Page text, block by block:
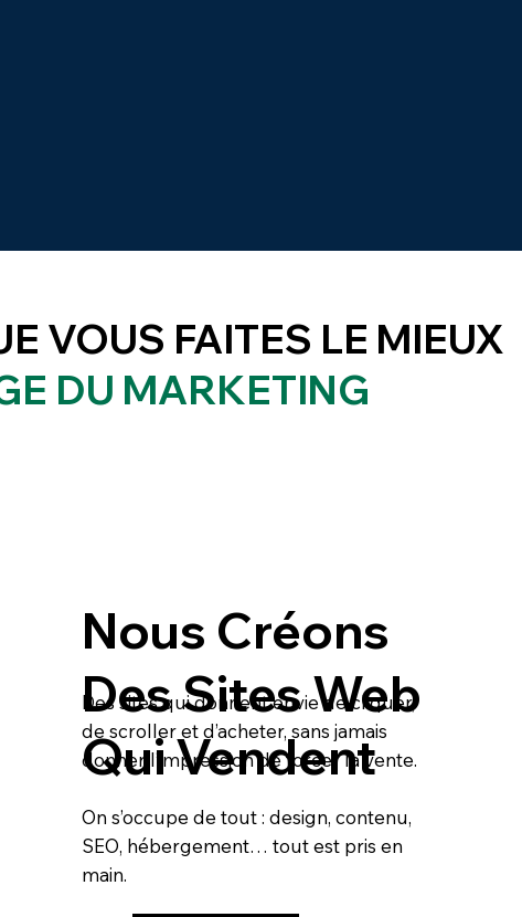
VOUS FAITES LE MIEUX
DU MARKETING
Nous Créons
Des Sites Web
Qui Vendent
Des sites qui donnent envie de cliquer,
de scroller et d’acheter, sans jamais
donner l’impression de forcer la vente.
On s’occupe de tout : design, contenu,
SEO, hébergement… tout est pris en
main.